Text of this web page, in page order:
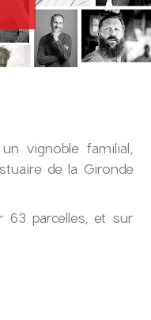
vignoble familial,
de la Gironde
63 parcelles, et sur